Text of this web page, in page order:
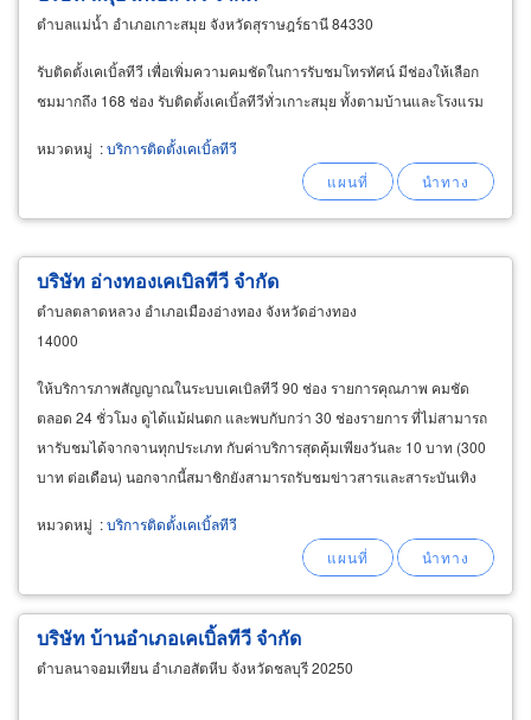
ตำบลแม่น้ำ อำเภอเกาะสมุย จังหวัดสุราษฎร์ธานี 84330
รับติดตั้งเคเบิ้ลทีวี เพื่อเพิ่มความคมชัดในการรับชมโทรทัศน์ มีช่องให้เลือก
ชมมากถึง 168 ช่อง รับติดตั้งเคเบิ้ลทีวีทั่วเกาะสมุย ทั้งตามบ้านและโรงแรม
หมวดหมู่ :บริการติดตั้งเคเบิ้ลทีวี
บริษัท อ่างทองเคเบิลทีวี จำกัด
ตำบลตลาดหลวง อำเภอเมืองอ่างทอง จังหวัดอ่างทอง
14000
ให้บริการภาพสัญญาณในระบบเคเบิลทีวี 90 ช่อง รายการคุณภาพ คมชัด
ตลอด 24 ชั่วโมง ดูได้แม้ฝนตก และพบกับกว่า 30 ช่องรายการ ที่ไม่สามารถ
หารับชมได้จากจานทุกประเภท กับค่าบริการสุดคุ้มเพียงวันละ 10 บาท (300
บาท ต่อเดือน) นอกจากนี้สมาชิกยังสามารถรับชมข่าวสารและสาระบันเทิง
หมวดหมู่ :บริการติดตั้งเคเบิ้ลทีวี
บริษัท บ้านอำเภอเคเบิ้ลทีวี จำกัด
ตำบลนาจอมเทียน อำเภอสัตหีบ จังหวัดชลบุรี 20250